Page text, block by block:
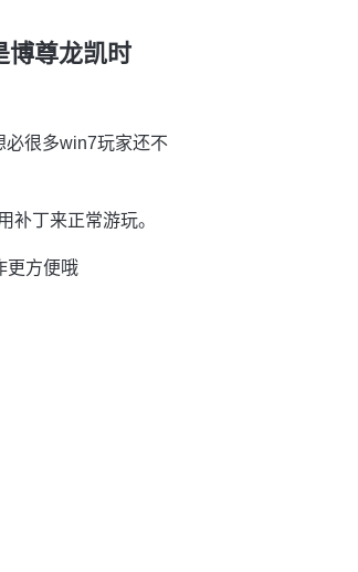
博尊龙凯时
必很多win7玩家还不
补丁来正常游玩。
更方便哦